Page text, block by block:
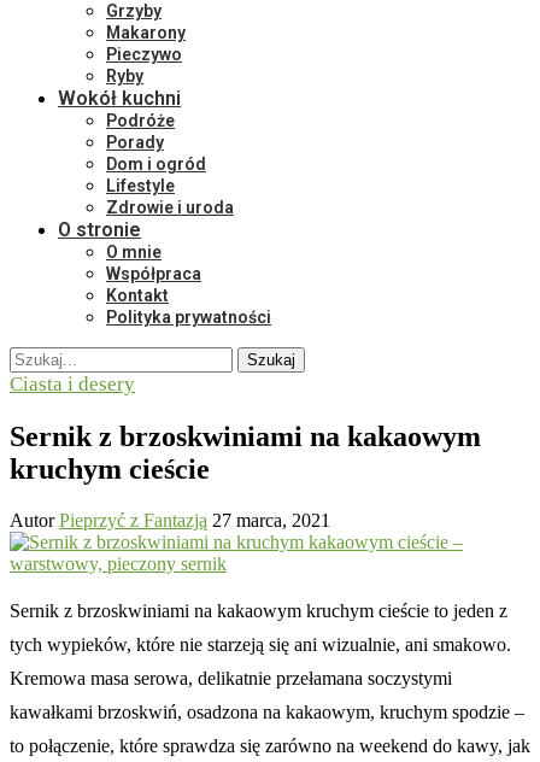
Grzyby
Makarony
Pieczywo
Ryby
Wokół kuchni
Podróże
Porady
Dom i ogród
Lifestyle
Zdrowie i uroda
O stronie
O mnie
Współpraca
Kontakt
Polityka prywatności
Szukaj
Ciasta i desery
Sernik z brzoskwiniami na kakaowym
kruchym cieście
AutorPieprzyć z Fantazją 27 marca, 2021
Sernik z brzoskwiniami na kakaowym kruchym cieście to jeden z
tych wypieków, które nie starzeją się ani wizualnie, ani smakowo.
Kremowa masa serowa, delikatnie przełamana soczystymi
kawałkami brzoskwiń, osadzona na kakaowym, kruchym spodzie –
to połączenie, które sprawdza się zarówno na weekend do kawy, jak